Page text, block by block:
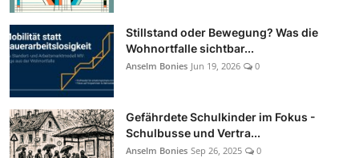
Stillstand oder Bewegung? Was die
Wohnortfalle sichtbar...
Anselm Bonies Jun 19, 2026 0
Gefährdete Schulkinder im Fokus -
Schulbusse und Vertra...
Anselm Bonies Sep 26, 2025 0